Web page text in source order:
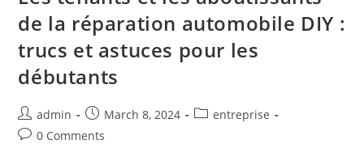
de la réparation automobile DIY :
trucs et astuces pour les
débutants
Post
author:
admin
Post
published:
March 8, 2024
Postentreprise
Post0 Comments